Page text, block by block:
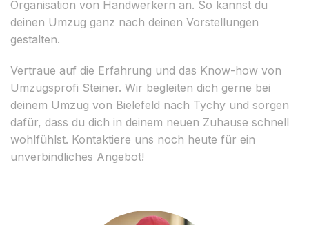
Organisation von Handwerkern an. So kannst du
deinen Umzug ganz nach deinen Vorstellungen
gestalten.
Vertraue auf die Erfahrung und das Know-how von
Umzugsprofi Steiner. Wir begleiten dich gerne bei
deinem Umzug von Bielefeld nach Tychy und sorgen
dafür, dass du dich in deinem neuen Zuhause schnell
wohlfühlst. Kontaktiere uns noch heute für ein
unverbindliches Angebot!